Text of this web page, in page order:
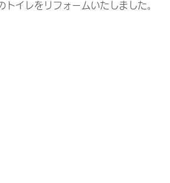
トイレをリフォームいたしました。